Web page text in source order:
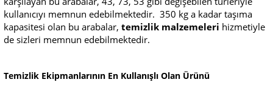
kullanıcıyı memnun edebilmektedir. 350 kg a kadar taşıma
kapasitesi olan bu arabalar, temizlik malzemeleri hizmetiyle
de sizleri memnun edebilmektedir.
Temizlik Ekipmanlarının En Kullanışlı Olan Ürünü